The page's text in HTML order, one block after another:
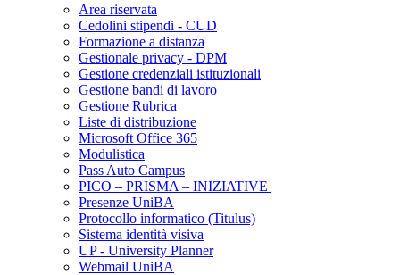
Area riservata
Cedolini stipendi - CUD
Formazione a distanza
Gestionale privacy - DPM
Gestione credenziali istituzionali
Gestione bandi di lavoro
Gestione Rubrica
Liste di distribuzione
Microsoft Office 365
Modulistica
Pass Auto Campus
PICO – PRISMA – INIZIATIVE
Presenze UniBA
Protocollo informatico (Titulus)
Sistema identità visiva
UP - University Planner
Webmail UniBA